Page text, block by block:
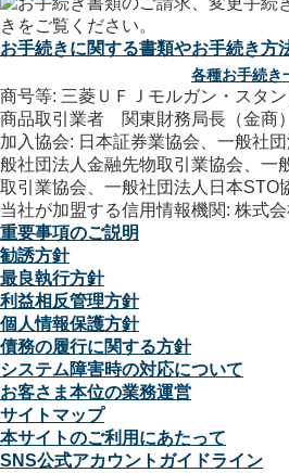
お手続きに関する書類やお手続き方
各種お手続き
商号等: 三菱ＵＦＪモルガン・スタ
商品取引業者 関東財務局長（金商
加入協会: 日本証券業協会、一般社
般社団法人金融先物取引業協会、一
取引業協会、一般社団法人日本STO
当社が加盟する信用情報機関: 株式
重要事項のご説明
勧誘方針
最良執行方針
利益相反管理方針
個人情報保護方針
債務の履行に関する方針
システム障害時の対応について
お客さま本位の業務運営
サイトマップ
本サイトのご利用にあたって
SNS公式アカウントガイドライン